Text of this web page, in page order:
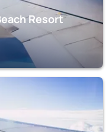
Resort